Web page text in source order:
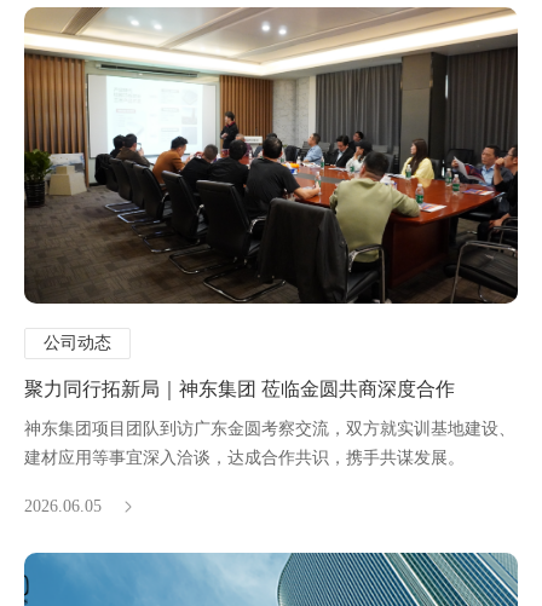
公司动态
聚力同行拓新局｜神东集团 莅临金圆共商深度合作
神东集团项目团队到访广东金圆考察交流，双方就实训基地建设、
建材应用等事宜深入洽谈，达成合作共识，携手共谋发展。
2026.06.05